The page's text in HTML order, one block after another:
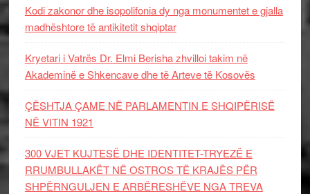
Kodi zakonor dhe isopolifonia dy nga monumentet e gjalla
madhështore të antikitetit shqiptar
Kryetari i Vatrës Dr. Elmi Berisha zhvilloi takim në
Akademinë e Shkencave dhe të Arteve të Kosovës
ÇËSHTJA ÇAME NË PARLAMENTIN E SHQIPËRISË
NË VITIN 1921
300 VJET KUJTESË DHE IDENTITET-TRYEZË E
RRUMBULLAKËT NË OSTROS TË KRAJËS PËR
SHPËRNGULJEN E ARBËRESHËVE NGA TREVA